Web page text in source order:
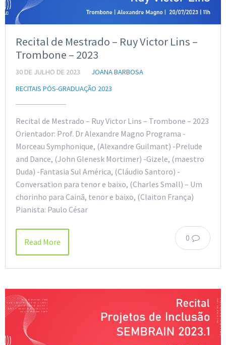
Recital de Mestrado – Ruy Victor Lins –
Trombone – 2023
30 DE JULHO DE 2023
JOANA BARBOSA
RECITAIS PÓS-GRADUAÇÃO 2023
Recital de Mestrado – Ruy Victor Lins – Trombone – 2023
Orientador: Prof. Dr Alexandre Magno Programa -
Morceau Symphonique, (Alexandre Guilmant) -Prelude
and Dance, (John Glenesk Mortimer) -Gizele, (maestro
Duda) -Fantasia Sul América, (Cláudio Santoro) -
Conversation para tenor e baixo, (Charles Small) – Um
chorinho para Cainã, tenor e baixo, (Claiton França)
Pianista: Paulo César
0
Read More